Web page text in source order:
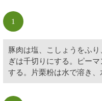
1
豚肉は塩、こしょうをふ
ぎは千切りにする。ピー
する。片栗粉は水で溶き、